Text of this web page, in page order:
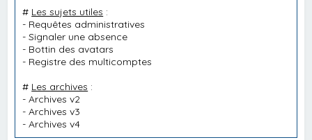
# Les sujets utiles :
- Requêtes administratives
-Signaler une absence
- Bottin des avatars
- Registre des multicomptes
# Les archives :
-Archives v2
-Archives v3
-Archives v4